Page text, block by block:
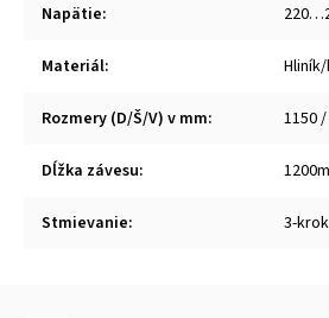
Napätie:
Materiál:
Rozmery (D/Š/V) v mm: 1150
Dĺžka závesu:
Stmievanie: 3-